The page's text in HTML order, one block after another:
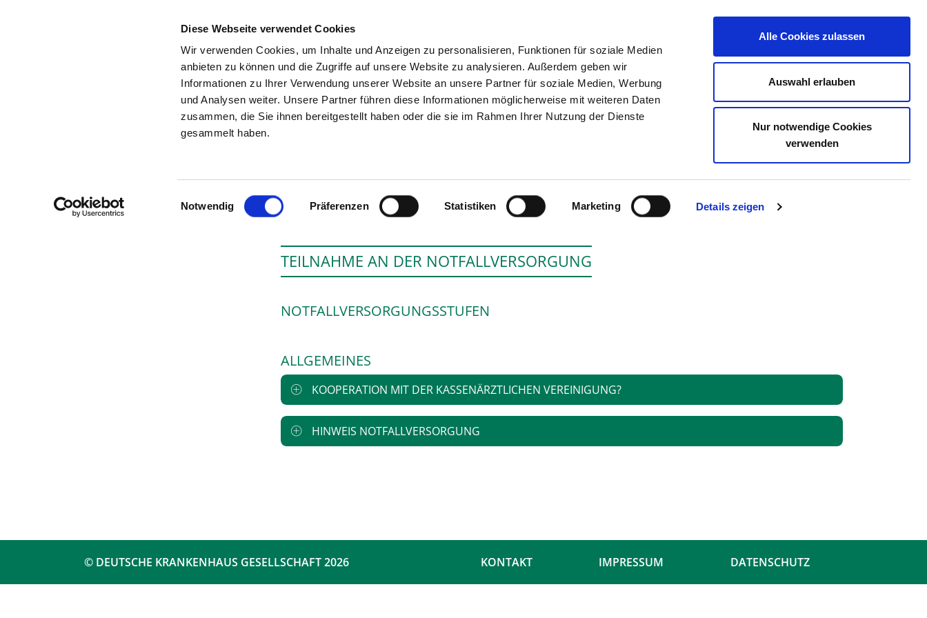
Diese Webseite verwendet Cookies
Wir verwenden Cookies, um Inhalte und Anzeigen zu personalisieren, Funktionen für soziale Medien
anbieten zu können und die Zugriffe auf unsere Website zu analysieren. Außerdem geben wir
Informationen zu Ihrer Verwendung unserer Website an unsere Partner für soziale Medien, Werbung
und Analysen weiter. Unsere Partner führen diese Informationen möglicherweise mit weiteren Daten
zusammen, die Sie ihnen bereitgestellt haben oder die sie im Rahmen Ihrer Nutzung der Dienste
gesammelt haben.
Einwilligungsauswahl
Notwendig Präferenzen Statistiken Marketing Details zeigen
Alle Cookies zulassen
Auswahl erlauben
Nur notwendige Cookies
verwenden
SUCHEN TIPPS & HILFE DAS VERZEICHNIS STELLENBÖRSE KONTAKT
Zur Krankenhaus-Startseite
TEILNAHME AN DER NOTFALLVERSORGUNG
NOTFALLVERSORGUNGSSTUFEN
ALLGEMEINES
KOOPERATION MIT DER KASSENÄRZTLICHEN VEREINIGUNG?
HINWEIS NOTFALLVERSORGUNG
© DEUTSCHE KRANKENHAUS GESELLSCHAFT 2026 KONTAKT IMPRESSUM DATENSCHUTZ